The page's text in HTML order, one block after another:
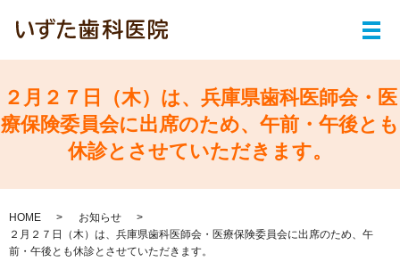
メ
２月２７日（木）は、兵庫県歯科医師会・医
療保険委員会に出席のため、午前・午後とも
休診とさせていただきます。
HOME
お知らせ
２月２７日（木）は、兵庫県歯科医師会・医療保険委員会に出席のため、午
前・午後とも休診とさせていただきます。